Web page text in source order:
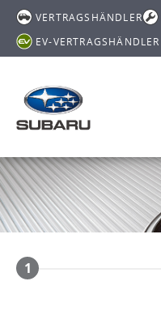
VERTRAGSHÄNDLER
EV-VERTRAGSHÄNDLER
1